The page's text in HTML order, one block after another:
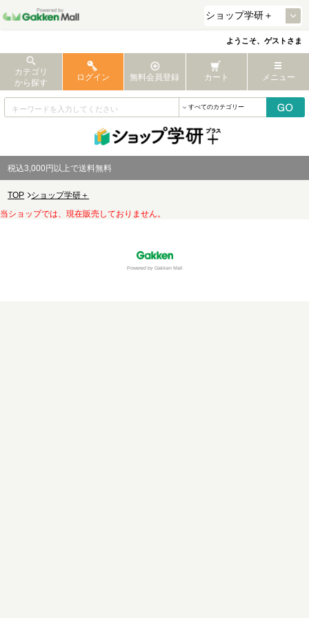
ようこそ、ゲストさま
カテゴリ
から探す
ログイン 無料会員登録 カート メニュー
税込3,000円以上で送料無料
TOP
ショップ学研＋
当ショップでは、現在販売しておりません。
Powered by Gakken Mall